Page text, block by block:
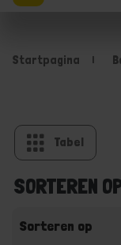
Startpagina
Tabel
SORTEREN
Sorteren op